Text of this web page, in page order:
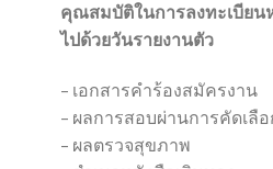
คุณสมบัติในการลงทะเบียน
ไปด้วยวันรายงานตัว
– เอกสารคำร้องสมัครงาน
– ผลการสอบผ่านการคัดเลือ
– ผลตรวจสุขภาพ